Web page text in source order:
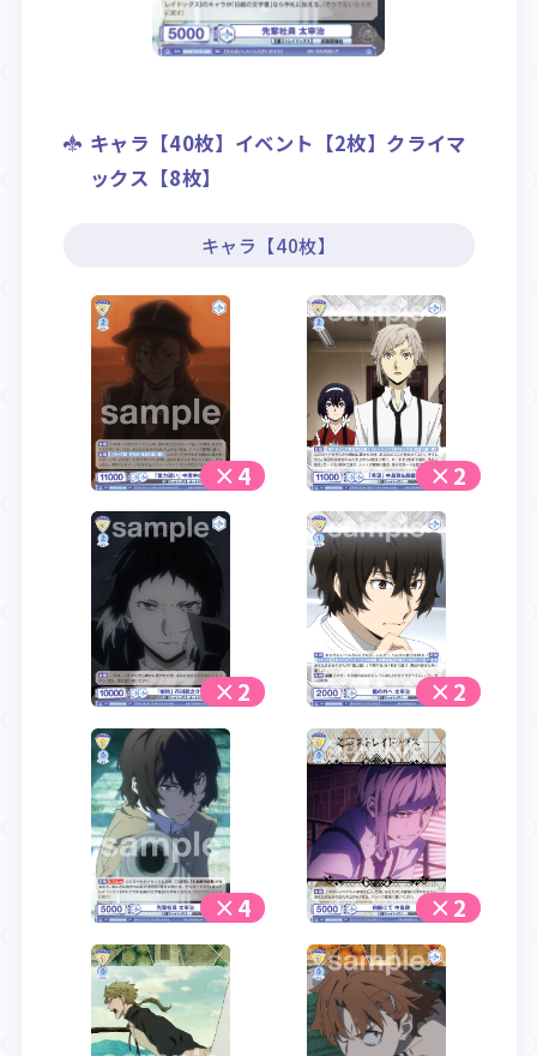
キャラ【40枚】イベント【2枚】クライマ
ックス【8枚】
キャラ【40枚】
×4 ×2
×2 ×2
×4 ×2